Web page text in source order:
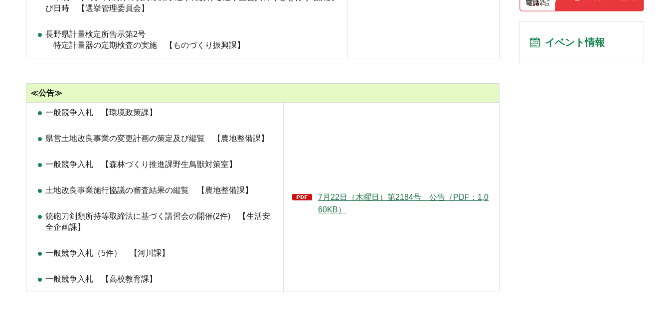
び日時 【選挙管理委員会】
長野県計量検定所告示第2号
特定計量器の定期検査の実施 【ものづくり振興課】
≪公告≫
一般競争入札 【環境政策課】
県営土地改良事業の変更計画の策定及び縦覧 【農地整備課】
一般競争入札 【森林づくり推進課野生鳥獣対策室】
土地改良事業施行協議の審査結果の縦覧 【農地整備課】
銃砲刀剣類所持等取締法に基づく講習会の開催(2件) 【生活安
全企画課】
一般競争入札（5件） 【河川課】
一般競争入札 【高校教育課】
7月22日（木曜日）第2184号 公告（PDF：1,0
60KB）
イベント情報